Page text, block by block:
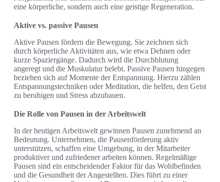
eine körperliche, sondern auch eine geistige Regeneration.
Aktive vs. passive Pausen
Aktive Pausen fördern die Bewegung. Sie zeichnen sich
durch körperliche Aktivitäten aus, wie etwa Dehnen oder
kurze Spaziergänge. Dadurch wird die Durchblutung
angeregt und die Muskulatur belebt. Passive Pausen hingegen
beziehen sich auf Momente der Entspannung. Hierzu zählen
Entspannungstechniken oder Meditation, die helfen, den Geist
zu beruhigen und Stress abzubauen.
Die Rolle von Pausen in der Arbeitswelt
In der heutigen Arbeitswelt gewinnen Pausen zunehmend an
Bedeutung. Unternehmen, die Pausenförderung aktiv
unterstützen, schaffen eine Umgebung, in der Mitarbeiter
produktiver und zufriedener arbeiten können. Regelmäßige
Pausen sind ein entscheidender Faktor für das Wohlbefinden
und die Gesundheit der Angestellten. Dies führt zu einer